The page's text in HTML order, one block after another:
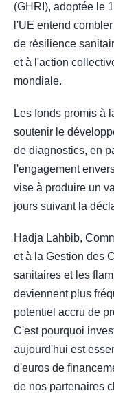
(GHRI), adoptée le
l'UE entend
de résilience
et à l'action
mondiale.
Les fonds promis à
soutenir le
de diagnostics, en
l'engagement
vise à produire un
jours suivant la
Hadja Lahbib,
et à la Gestion des
sanitaires et les
deviennent plus
potentiel accru de
C'est pourquoi
aujourd'hui est
d'euros de
de nos partenaires